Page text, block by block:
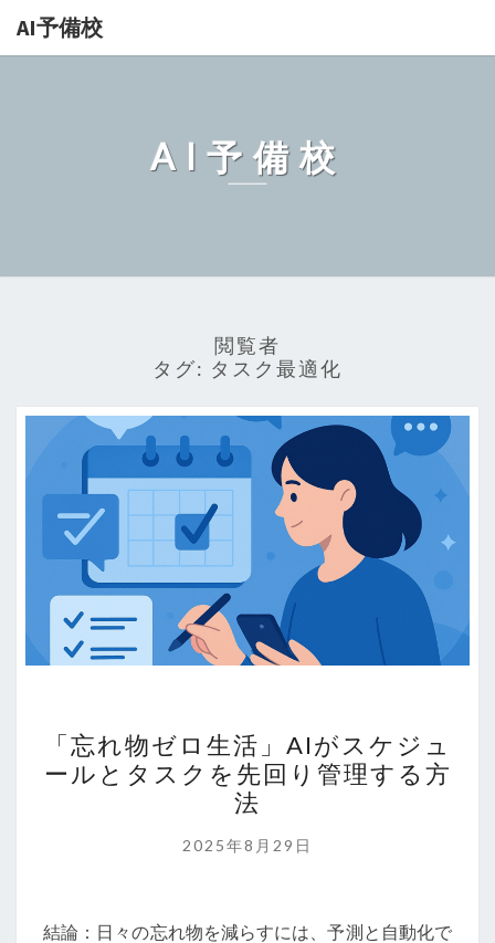
AI予備校
AI予備校
閲覧者
タグ: タスク最適化
れ
物
ゼ
ロ
AI
「忘れ物ゼロ生活」AIがスケジュ
ールとタスクを先回り管理する方
法
2025年8月29日
結論：日々の忘れ物を減らすには、予測と自動化で